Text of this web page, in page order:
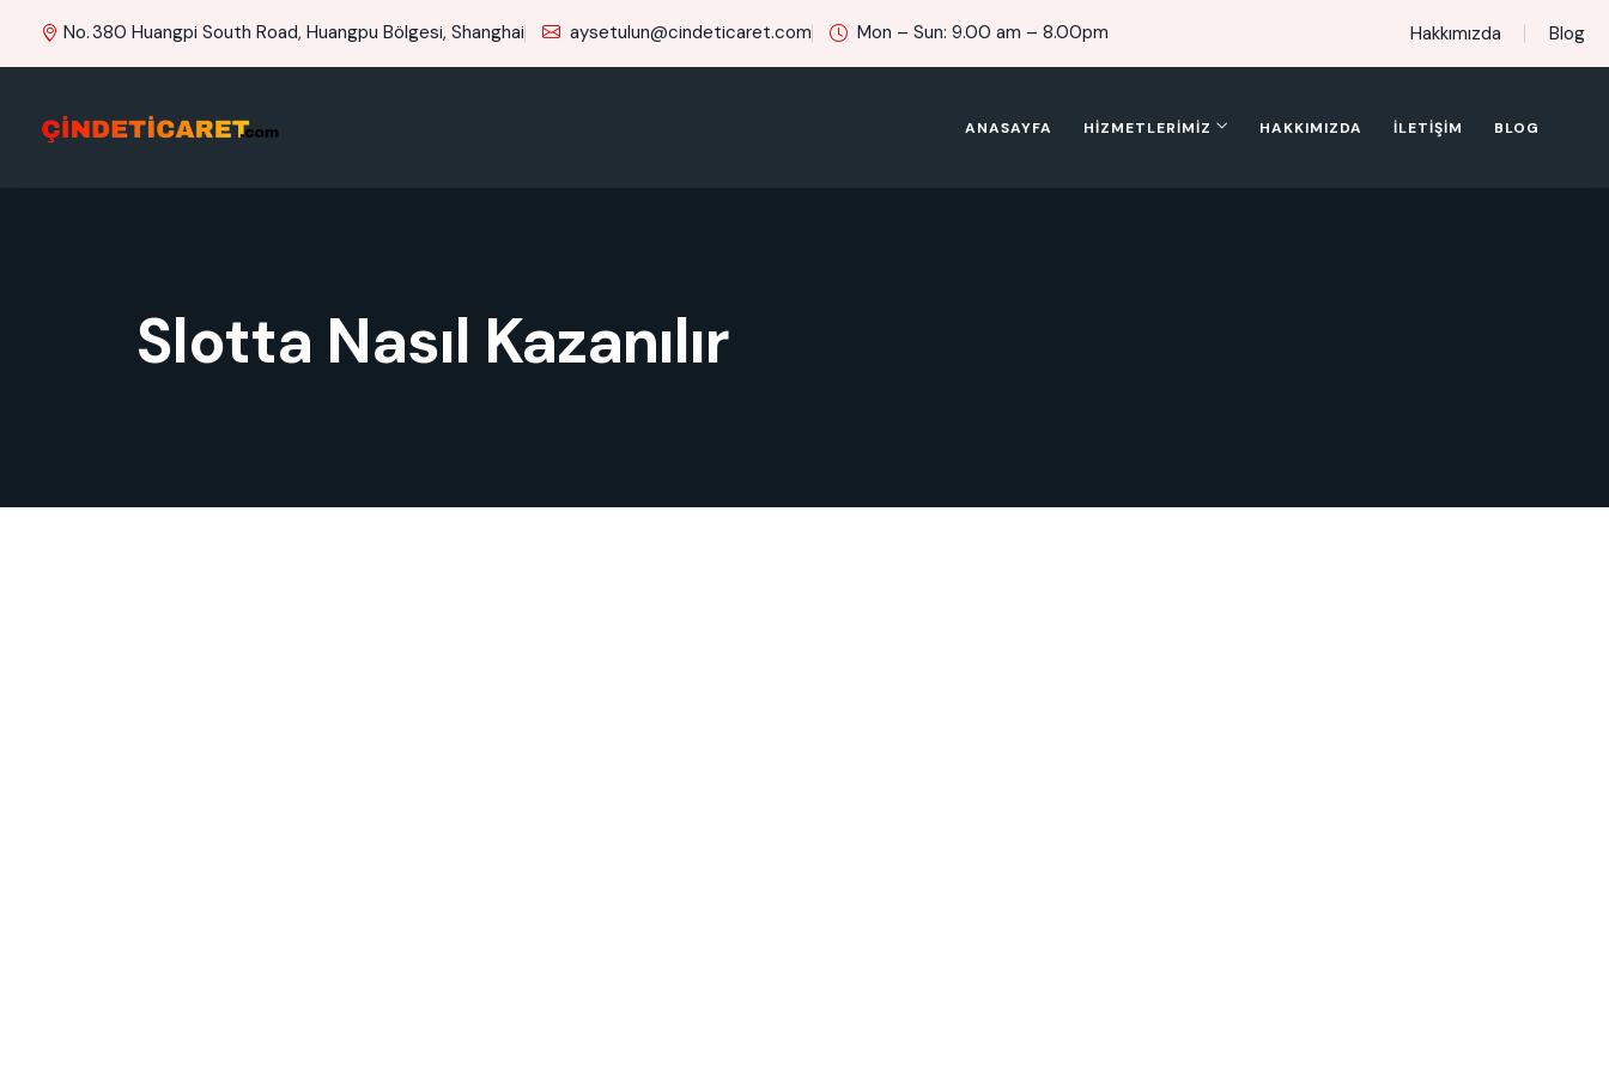
No. 380 Huangpi South Road, Huangpu Bölgesi, Shanghai aysetulun@cindeticaret.com Mon – Sun: 9.00 am – 8.00pm Hakkımızda Blog
ANASAYFA HIZMETLERIMIZ HAKKIMIZDA İLETIŞIM BLOG
Slotta Nasıl Kazanılır